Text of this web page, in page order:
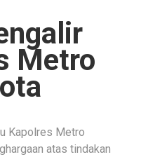
Metro
Kapolres Metro
atas tindakan